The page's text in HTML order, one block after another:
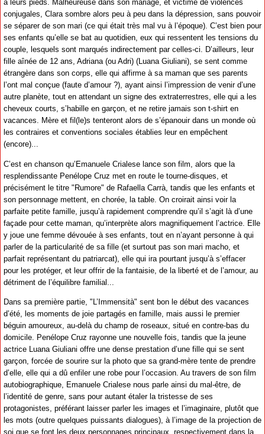
à leurs pieds. Malheureuse dans son mariage, et victime de violences
conjugales, Clara sombre alors peu à peu dans la dépression, sans pouvoir
se séparer de son mari (ce qui était très mal vu à l’époque). C’est bien pour
ses enfants qu’elle se bat au quotidien, eux qui ressentent les tensions du
couple, lesquels sont marqués indirectement par celles-ci. D’ailleurs, leur
fille aînée de 12 ans, Adriana (ou Adri) (Luana Giuliani), se sent comme
étrangère dans son corps, elle qui affirme à sa maman que ses parents
l’ont mal conçue (faute d’amour ?), ayant ainsi l’impression de venir d’une
autre planète, tout en attendant un signe des extraterrestres, elle qui a les
cheveux courts, s’habille en garçon, et ne retire jamais son t-shirt en
vacances. Mère et fil(le)s tenteront alors de s’épanouir dans un monde où
les contraires et conventions sociales établies leur en empêchent
(encore)...
C’est en chanson qu’Emanuele Crialese lance son film, alors que la
resplendissante Penélope Cruz met en route le tourne-disques, et
précisément le titre "Rumore" de Rafaella Carrà, tandis que les enfants et
son personnage mettent, en chorée, la table. On croirait ainsi voir la
parfaite petite famille, jusqu’à rapidement comprendre qu’il s’agit là d’une
façade pour cette maman, qu’interprète alors magnifiquement l’actrice. Elle
y joue une femme dévouée à ses enfants, tout en n’ayant personne à qui
parler de la particularité de sa fille (et surtout pas son mari macho, et
parfait représentant du patriarcat), elle qui ira pourtant jusqu’à s’effacer
pour les protéger, et leur offrir de la fantaisie, de la liberté et de l’amour, au
détriment de l’équilibre familial...
Dans sa première partie, "L’Immensità" sent bon le début des vacances
d’été, les moments de joie partagés en famille, mais aussi le premier
béguin amoureux, au-delà du champ de roseaux, situé en contre-bas du
domicile. Penélope Cruz rayonne une nouvelle fois, tandis que la jeune
actrice Luana Giuliani offre une dense prestation d’une fille qui se sent
garçon, forcée de sourire sur la photo que sa grand-mère tente de prendre
d’elle, elle qui a dû enfiler une robe pour l’occasion. Au travers de son film
autobiographique, Emanuele Crialese nous parle ainsi du mal-être, de
l’identité de genre, sans pour autant étaler la tristesse de ses
protagonistes, préférant laisser parler les images et l’imaginaire, plutôt que
les mots (outre quelques puissants dialogues), à l’image de la projection de
soi que se font les deux personnages principaux, respectivement dans la